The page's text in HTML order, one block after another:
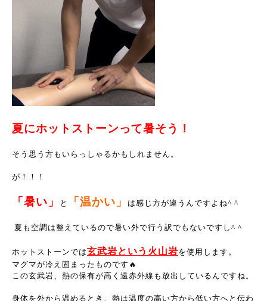
夏にホットストーンって暑そう！
そう思う方もいらっしゃるかもしれません。
が！！！
「暑い」 と 「温かい」 は感じ方が違うんですよね^ ^
夏も空調は整えているので暑い外で行う訳でもないですし^ ^
ホットストーンでは玄武岩という火山岩を使用します。
マグマが冷え固まったものです🔥
この玄武岩、熱の保有が高く遠赤外線も放出しているんですね。
身体を外から温めるとき、熱は温度の高い方から低い方へと伝わ